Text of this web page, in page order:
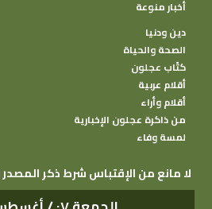
أخبار منوعة
دين ودنيا
الصحة والحياة
كتًاب عجلون
أقلام عربية
أقلام وأراء
من ذاكرة عجلون الإخبارية
لمسة وفاء
( وكالة عجلون الإخبارية ) لا مانع من الإقتباس شرط ذكر المصدر